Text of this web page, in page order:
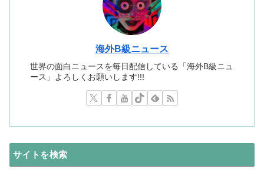
海外B級ニュース
世界の面白ニュースを毎日配信している「海外B級ニュ
ース」よろしくお願いします!!!
サイトを検索